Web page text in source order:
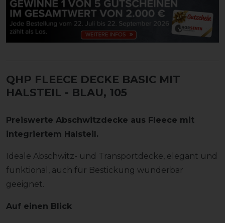
QHP FLEECE DECKE BASIC MIT
HALSTEIL - BLAU, 105
Preiswerte Abschwitzdecke aus Fleece mit
integriertem Halsteil.
Ideale Abschwitz- und Transportdecke, elegant und
funktional, auch für Bestickung wunderbar
geeignet.
Auf einen Blick